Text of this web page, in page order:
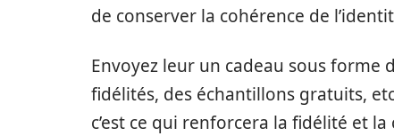
de conserver la cohérence de
Envoyez leur un cadeau sous
fidélités, des échantillons gratuits,
c’est ce qui renforcera la fidélité et